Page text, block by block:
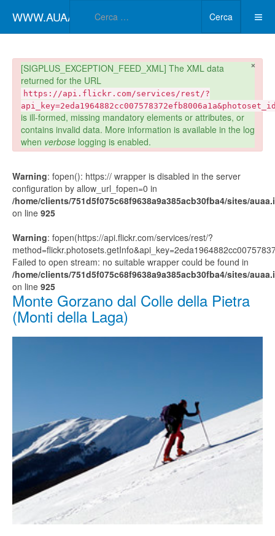
WWW.AUAA.IT
Cerca
×
danger
[SIGPLUS_EXCEPTION_FEED_XML] The XML data
returned for the URL
https://api.flickr.com/services/rest/?
is ill-formed, missing mandatory elements or attributes, or
contains invalid data. More information is available in the log
when verboselogging is enabled.
Warning: fopen(): https:// wrapper is disabled in the server
configuration by allow_url_fopen=0 in
/home/clients/751d5f075c68f9638a9a385acb30fba4/sites/
on line 925
Warning: fopen(https://api.flickr.com/services/rest/?
Failed to open stream: no suitable wrapper could be found in
/home/clients/751d5f075c68f9638a9a385acb30fba4/sites/
on line 925
Monte Gorzano dal Colle della Pietra
(Monti della Laga)